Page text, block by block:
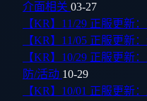
介面相关 03-27
【KR】11/29 正服更新
【KR】11/05 正服更新
【KR】10/29 正服更新
防/活动 10-29
【KR】10/01 正服更新